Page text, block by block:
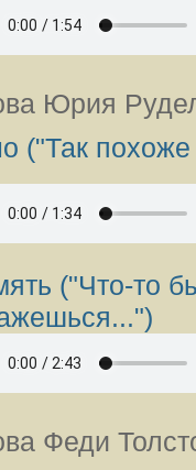
Юрия
("Так
("Что-то
Феди